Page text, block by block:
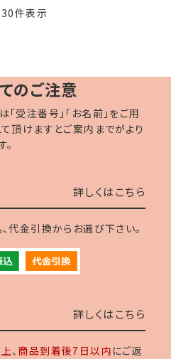
30件表示
のご注意
受注番号」「お名前」をご用
頂けますとご案内までがより
詳しくはこちら
代金引換からお選び下さい。
詳しくはこちら
、 商品到着後7日以内 にご返